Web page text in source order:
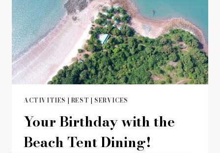
ACTIVITIES | REST | SERVICES
Your Birthday with the
Beach Tent Dining!